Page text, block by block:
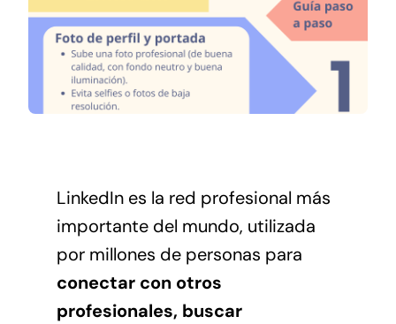
Conócenos
LinkedIn es la red profesional más
importante del mundo, utilizada
por millones de personas para
conectar con otros
profesionales, buscar